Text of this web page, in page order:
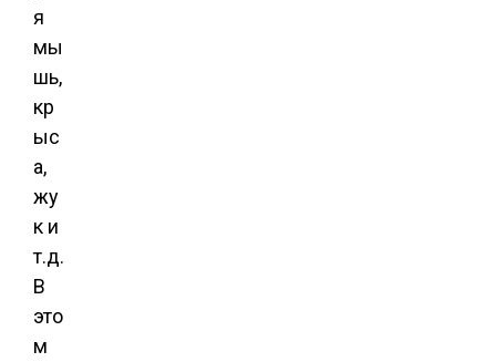
я
мы
шь,
кр
ыс
а,
жу
к и
т.д.
В
это
м